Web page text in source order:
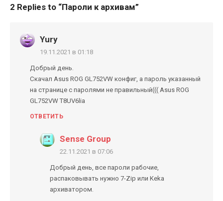
2 Replies to “Пароли к архивам”
Yury
19.11.2021 в 01:18
Добрый день.
Скачал Asus ROG GL752VW конфиг, а пароль указанный
на странице с паролями не правильный((( Asus ROG
GL752VW T8UV6lia
ОТВЕТИТЬ
Sense Group
22.11.2021 в 07:06
Добрый день, все пароли рабочие,
распаковывать нужно 7-Zip или Keka
архиватором.